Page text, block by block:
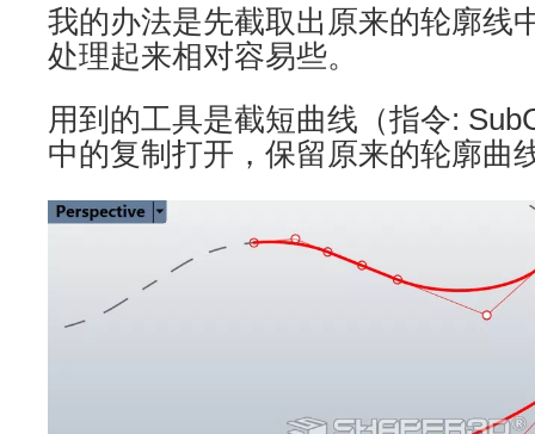
我的办法是先截取出原来的轮廓线
处理起来相对容易些。
用到的工具是截短曲线（指令:
中的复制打开，保留原来的轮廓曲